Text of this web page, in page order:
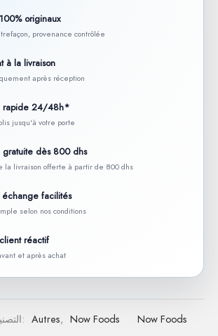
originaux
provenance contrôlée
à la livraison
après réception
rapide 24/48h*
jusqu'à votre porte
gratuite dès 800 dhs
la livraison offerte à partir de 800 dhs
facilités
selon nos conditions
réactif
et après achat
التصنيفات: Autres, Now Foods
Now Foods